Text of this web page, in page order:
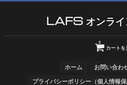
LAFS オンライ
カートを
0
ホーム お問い合わ
プライバシーポリシー（個人情報保